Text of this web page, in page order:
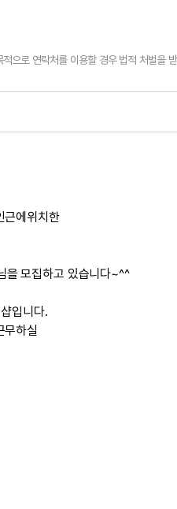
으로 연락처를 이용할 경우 법적 처벌을
근에위치한
을 모집하고 있습니다~^^
입니다.
무하실